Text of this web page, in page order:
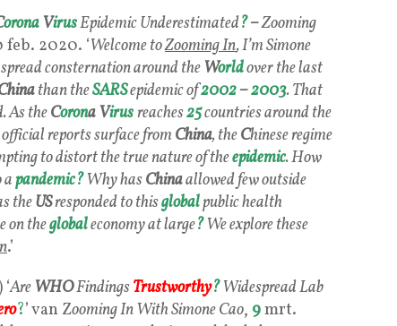
orona VirusEpidemic Underestimated?–Zooming
feb. 2020. ‘Welcome toZooming In, I’m Simone
consternation around the Worldover the last
than theSARSepidemic of2002–2003. That
As theCorona Virusreaches25countries around the
reports surface from China, theChinese regime
to distort the true nature of theepidemic. How
apandemic?Why hasChinaallowed few outside
theUSresponded to thisglobalpublic health
on theglobaleconomy at large?We explore these
.’
) ‘Are WHOFindingsTrustworthy?Widespread Lab
?’ van Zooming In With Simone Cao, 9mrt.